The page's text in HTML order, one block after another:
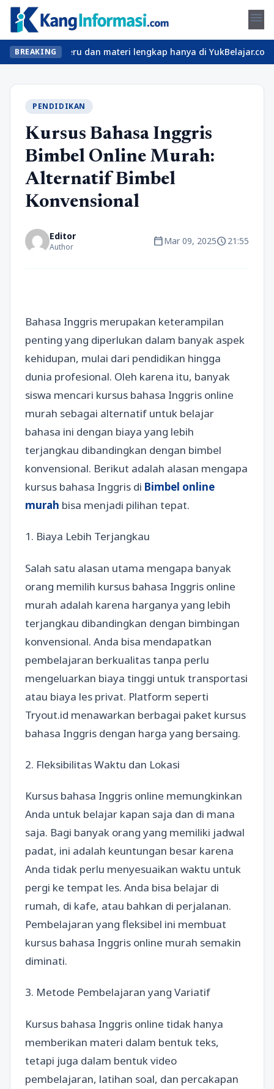
menu
BREAKING
kelas seru dan materi lengkap hanya di YukBelajar.com.
PENDIDIKAN
Kursus Bahasa Inggris
Bimbel Online Murah:
Alternatif Bimbel
Konvensional
Editor
Author calendar_todayMar 09, 2025schedule21:55
Bahasa Inggris merupakan keterampilan
penting yang diperlukan dalam banyak aspek
kehidupan, mulai dari pendidikan hingga
dunia profesional. Oleh karena itu, banyak
siswa mencari kursus bahasa Inggris online
murah sebagai alternatif untuk belajar
bahasa ini dengan biaya yang lebih
terjangkau dibandingkan dengan bimbel
konvensional. Berikut adalah alasan mengapa
kursus bahasa Inggris di Bimbel online
murah bisa menjadi pilihan tepat.
1. Biaya Lebih Terjangkau
Salah satu alasan utama mengapa banyak
orang memilih kursus bahasa Inggris online
murah adalah karena harganya yang lebih
terjangkau dibandingkan dengan bimbingan
konvensional. Anda bisa mendapatkan
pembelajaran berkualitas tanpa perlu
mengeluarkan biaya tinggi untuk transportasi
atau biaya les privat. Platform seperti
Tryout.id menawarkan berbagai paket kursus
bahasa Inggris dengan harga yang bersaing.
2. Fleksibilitas Waktu dan Lokasi
Kursus bahasa Inggris online memungkinkan
Anda untuk belajar kapan saja dan di mana
saja. Bagi banyak orang yang memiliki jadwal
padat, ini adalah keuntungan besar karena
Anda tidak perlu menyesuaikan waktu untuk
pergi ke tempat les. Anda bisa belajar di
rumah, di kafe, atau bahkan di perjalanan.
Pembelajaran yang fleksibel ini membuat
kursus bahasa Inggris online murah semakin
diminati.
3. Metode Pembelajaran yang Variatif
Kursus bahasa Inggris online tidak hanya
memberikan materi dalam bentuk teks,
tetapi juga dalam bentuk video
pembelajaran, latihan soal, dan percakapan